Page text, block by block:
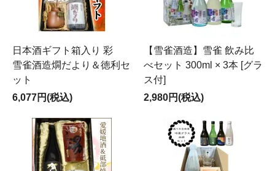
日本酒ギフト箱入り 彩
雪雀酒造燗だより＆徳利セ
ット
6,077円(税込)
【雪雀酒造】雪雀 飲み比
べセット 300ml × 3本 [グラ
ス付]
2,980円(税込)